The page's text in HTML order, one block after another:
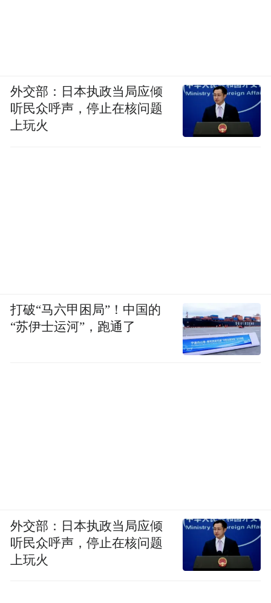
外交部：日本执政当局应倾
听民众呼声，停止在核问题
上玩火
打破“马六甲困局”！中国的
“苏伊士运河”，跑通了
外交部：日本执政当局应倾
听民众呼声，停止在核问题
上玩火